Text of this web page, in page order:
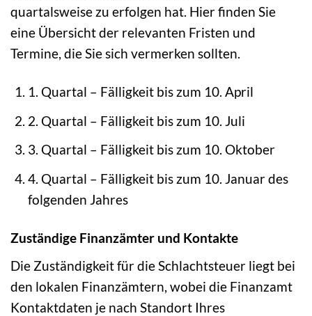
quartalsweise zu erfolgen hat. Hier finden Sie
eine Übersicht der relevanten Fristen und
Termine, die Sie sich vermerken sollten.
1. Quartal – Fälligkeit bis zum 10. April
2. Quartal – Fälligkeit bis zum 10. Juli
3. Quartal – Fälligkeit bis zum 10. Oktober
4. Quartal – Fälligkeit bis zum 10. Januar des
folgenden Jahres
Zuständige Finanzämter und Kontakte
Die Zuständigkeit für die Schlachtsteuer liegt bei
den lokalen Finanzämtern, wobei die Finanzamt
Kontaktdaten je nach Standort Ihres